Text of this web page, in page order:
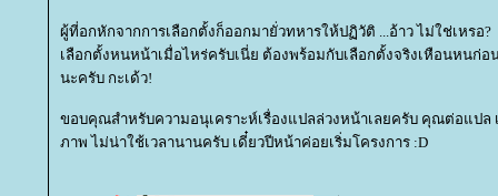
ผู้ที่อกหักจากการเลือกตั้งก็ออกมายั่วทหารให้ปฏิวัติ ...อ้าว ไม่ใช่เหรอ?
เลือกตั้งหนหน้าเมื่อไหร่ครับเนี่ย ต้องพร้อมกับเลือกตั้งจริงเหือนหนก่
นะครับ กะเด้ว!
ขอบคุณสำหรับความอนุเคราะห์เรื่องแปลล่วงหน้าเลยครับ คุณต่อแปล
ภาพ ไม่น่าใช้เวลานานครับ เดี๋ยวปีหน้าค่อยเริ่มโครงการ :D